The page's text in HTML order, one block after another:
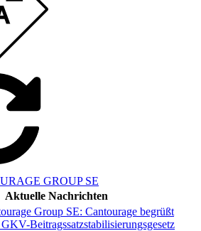
GROUP SE
Aktuelle Nachrichten
Group SE: Cantourage begrüßt
Beitragssatzstabilisierungsgesetz